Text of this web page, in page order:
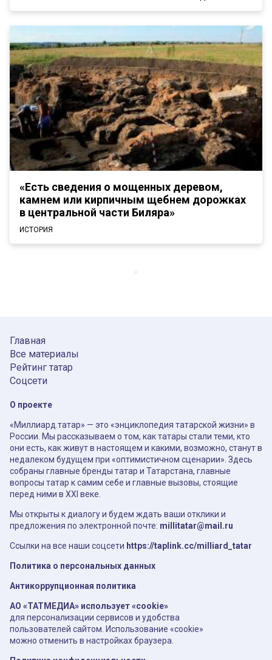
«Есть сведения о мощенных деревом,
камнем или кирпичным щебнем дорожках
в центральной части Биляра»
ИСТОРИЯ
Главная
Все материалы
Рейтинг татар
Соцсети
О проекте
«Миллиард.татар» — это «энциклопедия татарской жизни» в
России. Мы рассказываем о том, как татары стали теми, кто
они есть, как живут в настоящем и какими, возможно, станут в
недалеком будущем при «оптимистичном сценарии». Здесь
собраны главные бренды татар и Татарстана, главные
вопросы татар к самим себе и главные вызовы, стоящие
перед ними в XXI веке.
Мы открыты к диалогу и будем ждать ваши отклики и
предложения по электронной почте: millitatar@mail.ru
Ссылки на все наши соцсети https://taplink.cc/milliard_tatar
Политика о персональных данных
Антикоррупционная политика
АО «ТАТМЕДИА» использует «cookie»
для персонализации сервисов и удобства
пользователей сайтом. Использование «cookie»
можно отменить в настройках браузера.